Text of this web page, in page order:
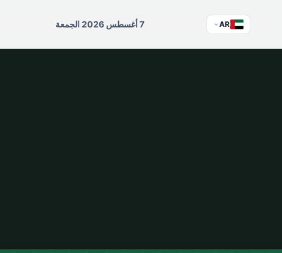
7 أغسطس 2026 الجمعة AR